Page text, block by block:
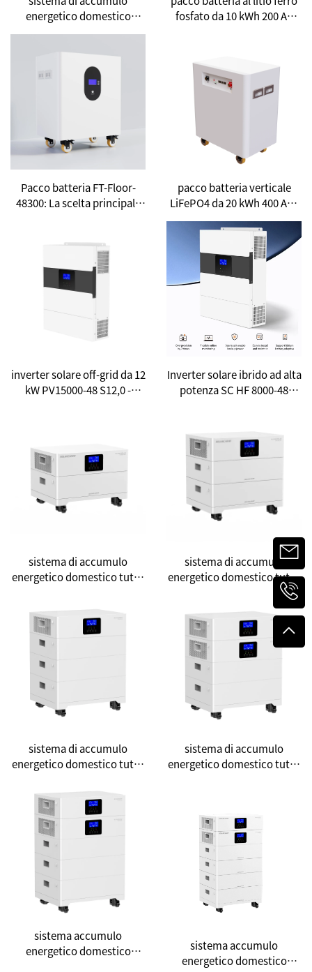
energetico domestico
portatile da 5,5 kW 5120 Wh
scelta per la libertà
energetica domestica
fosfato da 10 kWh 200 Ah
energetica domestica
Pacco batteria FT-Floor-
48300: La scelta principale
pacco batteria verticale
LiFePO4 da 20 kWh 400 Ah |
Una soluzione efficiente e
stabile per l'energia
domestica
inverter solare off-grid da 12
kW PV15000-48 S12,0 -
Inverter solare ibrido ad alta
potenza SC HF 8000-48
sistema di accumulo
energetico domestico tutto
kWh: Una nuova scelta per
l'indipendenza energetica
domestica
sistema di accumulo
energetico domestico tutto
in uno impilato da 5 kW/10
kWh: Una nuova scelta per
la libertà energetica
domestica
sistema di accumulo
energetico domestico tutto
kWh: Una nuova scelta per
l'indipendenza energetica
domestica
sistema di accumulo
energetico domestico tutto
sistema accumulo
energetico domestico
sistema accumulo
energetico domestico